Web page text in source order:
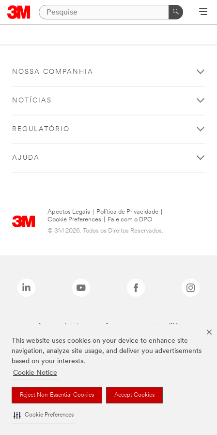
This website uses cookies on your device to enhance site
navigation, analyze site usage, and deliver you advertisements
based on your interests.
Cookie Notice
Reject Non-Essential Cookies Accept Cookies
Cookie Preferences
NOSSA COMPANHIA
NOTÍCIAS
REGULATÓRIO
AJUDA
Apectos Legais Política de Privacidade
Cookie Preferences
Fale com o DPO
© 3M 2026. Todos os Direitos Reservados.
As marcas listadas a cima são marcas comerciais da 3M.